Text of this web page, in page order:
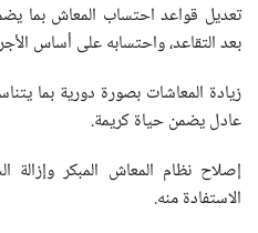
تعديل قواعد احتساب المعاش بما
بعد التقاعد، واحتسابه على أساس
زيادة المعاشات بصورة دورية بما
عادل يضمن حياة كريمة.
إصلاح نظام المعاش المبكر
الاستفادة منه.